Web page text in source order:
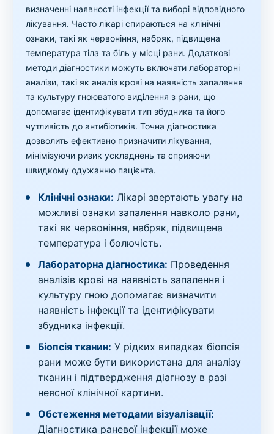
визначенні наявності інфекції та виборі відповідного
лікування. Часто лікарі спираються на клінічні
ознаки, такі як червоніння, набряк, підвищена
температура тіла та біль у місці рани. Додаткові
методи діагностики можуть включати лабораторні
аналізи, такі як аналіз крові на наявність запалення
та культуру гноюватого виділення з рани, що
допомагає ідентифікувати тип збудника та його
чутливість до антибіотиків. Точна діагностика
дозволить ефективно призначити лікування,
мінімізуючи ризик ускладнень та сприяючи
швидкому одужанню пацієнта.
Клінічні ознаки: Лікарі звертають увагу на
можливі ознаки запалення навколо рани,
такі як червоніння, набряк, підвищена
температура і болючість.
Лабораторна діагностика: Проведення
аналізів крові на наявність запалення і
культуру гною допомагає визначити
наявність інфекції та ідентифікувати
збудника інфекції.
Біопсія тканин: У рідких випадках біопсія
рани може бути використана для аналізу
тканин і підтвердження діагнозу в разі
неясної клінічної картини.
Обстеження методами візуалізації:
Діагностика раневої інфекції може